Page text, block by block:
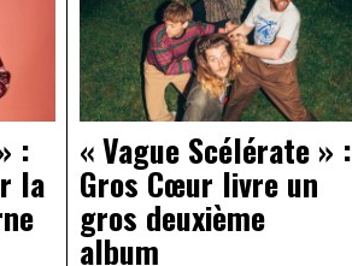
:
la
« Vague Scélérate » :
Gros Cœur livre un
gros deuxième
album